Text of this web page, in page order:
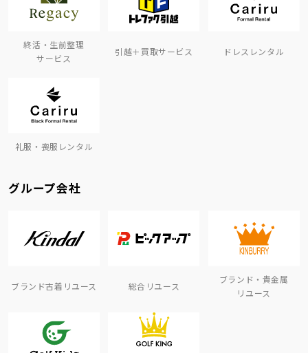
終活・生前整理
サービス
引越＋買取サービス ドレスレンタル
礼服・喪服レンタル
グループ会社
ブランド古着リユース 総合リユース
ブランド・貴金属
リユース